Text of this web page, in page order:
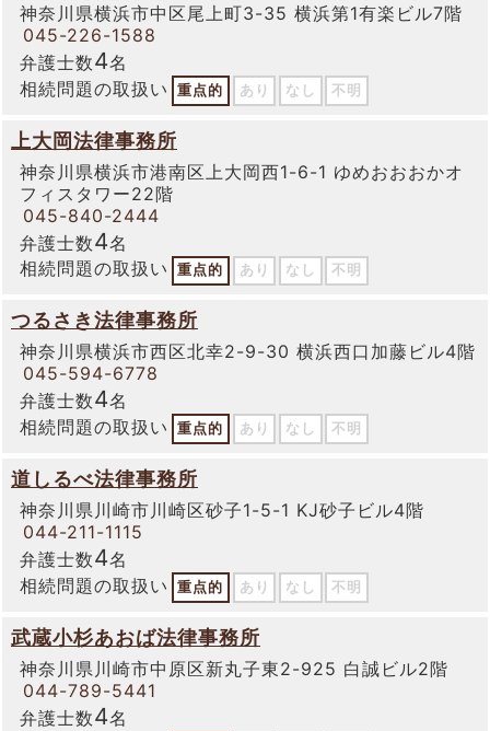
神奈川県横浜市中区尾上町3-35 横浜第1有楽ビル7階
045-226-1588
弁護士数4名
相続問題の取扱い
重点的 あり なし 不明
上大岡法律事務所
神奈川県横浜市港南区上大岡西1-6-1 ゆめおおおかオ
フィスタワー22階
045-840-2444
弁護士数4名
相続問題の取扱い
重点的 あり なし 不明
つるさき法律事務所
神奈川県横浜市西区北幸2-9-30 横浜西口加藤ビル4階
045-594-6778
弁護士数4名
相続問題の取扱い
重点的 あり なし 不明
道しるべ法律事務所
神奈川県川崎市川崎区砂子1-5-1 KJ砂子ビル4階
044-211-1115
弁護士数4名
相続問題の取扱い
重点的 あり なし 不明
武蔵小杉あおば法律事務所
神奈川県川崎市中原区新丸子東2-925 白誠ビル2階
044-789-5441
弁護士数4名